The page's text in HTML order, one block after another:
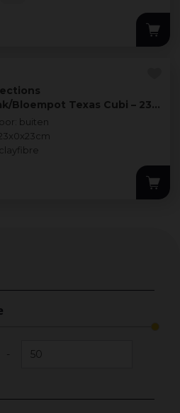
Bloempot Texas Cubi – 23 x
buiten
clayfibre
-